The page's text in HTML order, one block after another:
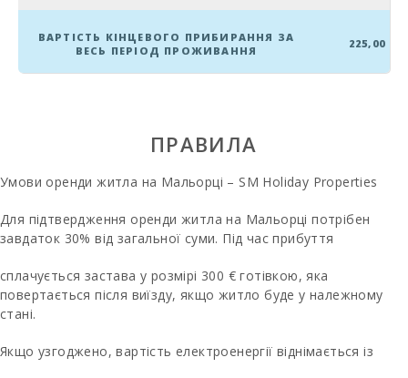
(км):
Пляж Плая де
(км):
Пляж Кала
Ангила (km):
Пляж
Есмеральда,
Кала Дор (м):
(км):
ВАРТІСТЬ КІНЦЕВОГО ПРИБИРАННЯ ЗА
ВЕСЬ ПЕРІОД ПРОЖИВАННЯ
225,00
ПРАВИЛА
Умови оренди житла на Мальорці – SM Holiday Properties
Для підтвердження оренди житла на Мальорці потрібен
завдаток 30% від загальної суми. Під час прибуття
сплачується застава у розмірі 300 € готівкою, яка
повертається після виїзду, якщо житло буде у належному
стані.
Якщо узгоджено, вартість електроенергії віднімається із